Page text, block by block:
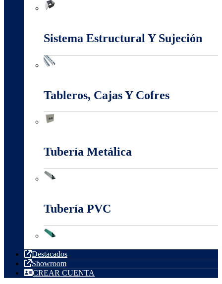
Sistema Estructural Y Sujeción
Tableros, Cajas Y Cofres
Tubería Metálica
Tubería PVC
Destacados
Showroom
CREAR CUENTA